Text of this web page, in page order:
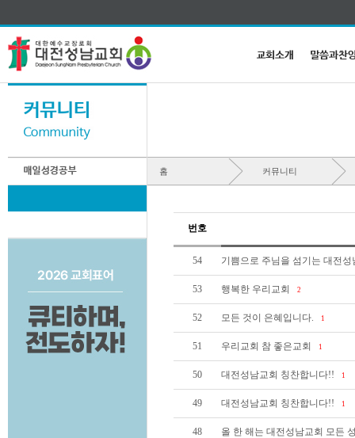
홈 커뮤니티
번호
54 기쁨으로 주님을 섬기는 대전
53 행복한 우리교회 2
52 모든 것이 은혜입니다. 1
51 우리교회 참 좋은교회 1
50 대전성남교회 칭찬합니다!! 1
49 대전성남교회 칭찬합니다!! 1
48 올 한 해는 대전성남교회 모든